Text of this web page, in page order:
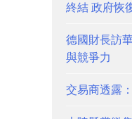
終結 政府恢
德國財長訪
與競爭力
交易商透露